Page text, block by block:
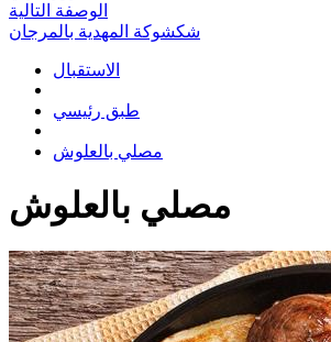
الوصفة التالية
شكشوكة المهدية بالمرجان
الاستقبال
طبق رئيسي
مصلي بالعلوش
مصلي بالعلوش